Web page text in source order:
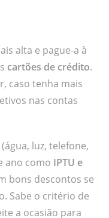
alta e pague-a à
cartões de crédito.
caso tenha mais
nas contas
luz, telefone,
ano como IPTU e
bons descontos se
Sabe o critério de
a ocasião para